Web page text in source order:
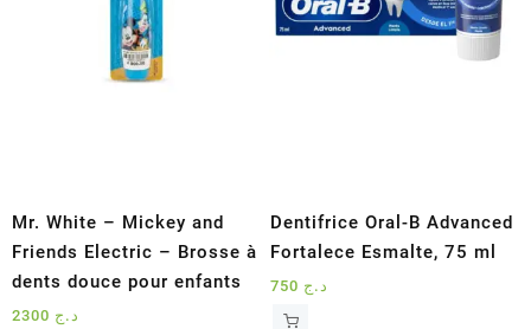
Mr. White – Mickey and
Friends Electric – Brosse à
dents douce pour enfants
د.ج
Dentifrice Oral-B Advanced
Fortalece Esmalte, 75 ml
د.ج